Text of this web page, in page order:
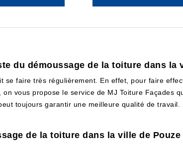
du démoussage de la toiture dans la
se faire très régulièrement. En effet, pour faire
vous propose le service de MJ Toiture Façades
toujours garantir une meilleure qualité de
de la toiture dans la ville de Pouze